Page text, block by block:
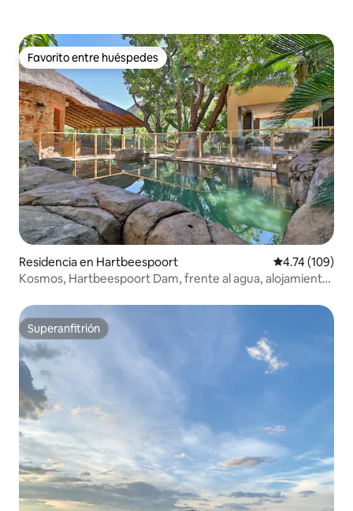
Favorito entre huéspedes
Favorito entre huéspedes
Residencia en Hartbeespoort Calificación
4.74 (109)
Kosmos, Hartbeespoort Dam, frente al agua, alojamiento
Superanfitrión
Superanfitrión